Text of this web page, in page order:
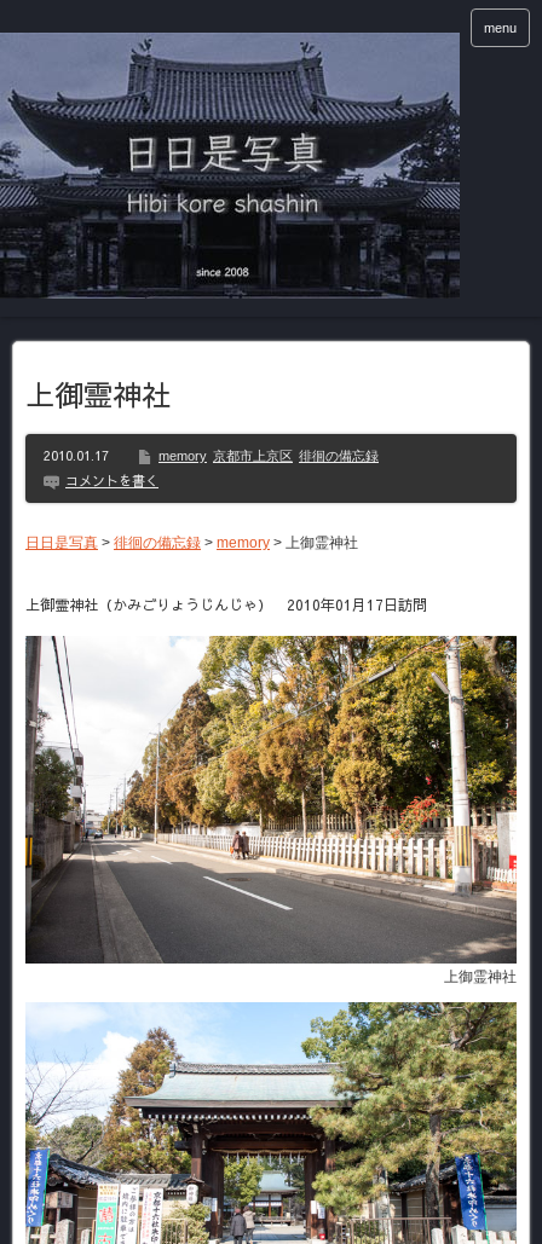
menu
上御霊神社
2010.01.17 memory 京都市上京区 徘徊の備忘録
コメントを書く
日日是写真 > 徘徊の備忘録 > memory > 上御霊神社
上御霊神社（かみごりょうじんじゃ） 2010年01月17日訪問
上御霊神社